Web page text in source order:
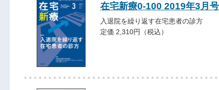
在宅新療0-100 2019年3月号
入退院を繰り返す在宅患者の診方
定価 2,310円（税込）